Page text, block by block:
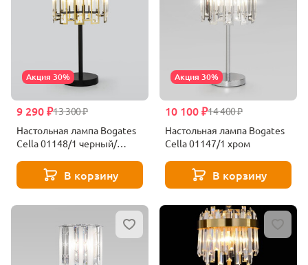
Акция 30%
13 300 ₽
9 290 ₽
Настольная лампа Bogates
Cella 01148/1 черный/
В корзину
Акция 30%
14 400 ₽
10 100 ₽
Настольная лампа Bogates
Cella 01147/1 хром
В корзину